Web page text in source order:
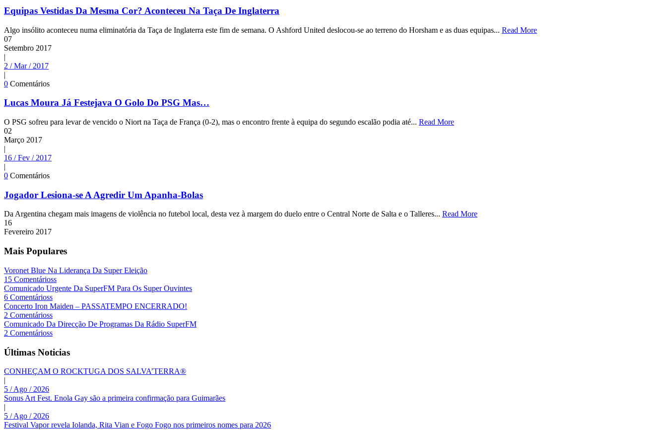
Equipas Vestidas Da Mesma Cor? Aconteceu Na Taça De Inglaterra
Algo insólito aconteceu numa eliminatória da Taça de Inglaterra este fim de semana. O Ashford United deslocou-se ao terreno do Horsham e as duas equipas... Read More
07
Setembro 2017
|
2 / Mar / 2017
|
0 Comentários
Lucas Moura Já Festejava O Golo Do PSG Mas…
O PSG sofreu para levar de vencido o Niort na Taça de França (0-2), mas o encontro frente à equipa do segundo escalão podia até... Read More
02
Março 2017
|
16 / Fev / 2017
|
0 Comentários
Jogador Lesiona-se A Agredir Um Apanha-Bolas
Da Argentina chegam mais imagens de violência no futebol local, desta vez à margem do duelo entre o Central Norte de Salta e o Talleres... Read More
16
Fevereiro 2017
Mais Populares
Voronet Blue Na Liderança Da Super Eleição
15 Comentárioss
Comunicado Urgente Da SuperFM Para Os Super Ouvintes
6 Comentárioss
Concerto Iron Maiden – PASSATEMPO ENCERRADO!
2 Comentárioss
Comunicado Da Direcção De Programas Da Rádio SuperFM
2 Comentárioss
Últimas Noticias
CONHEÇAM O ROCKTUGA DOS SALVA’TERRA®
|
5 / Ago / 2026
Sonus Art Fest. Enola Gay são a primeira confirmação para Guimarães
|
5 / Ago / 2026
Festival Vapor revela Iolanda, Rita Vian e Fogo Fogo nos primeiros nomes para 2026